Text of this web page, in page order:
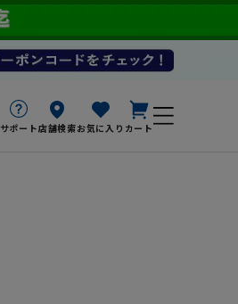
サポート店舗検索お気に入り カート